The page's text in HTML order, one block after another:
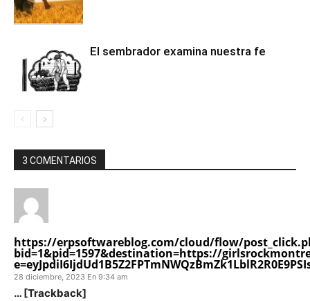
El sembrador examina nuestra fe
3 COMENTARIOS
https://erpsoftwareblog.com/cloud/flow/
bid=1&pid=1597&destination=https://
28 diciembre, 2023 En 9:34 am
… [Trackback]